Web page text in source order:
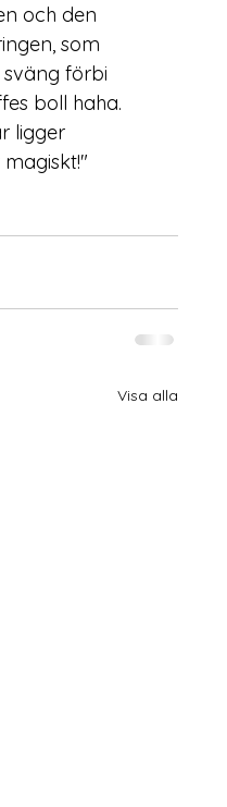
och den
som
förbi
boll haha.
ligger
Visa alla